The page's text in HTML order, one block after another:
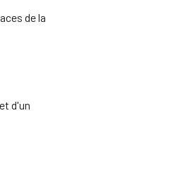
de la
d'un